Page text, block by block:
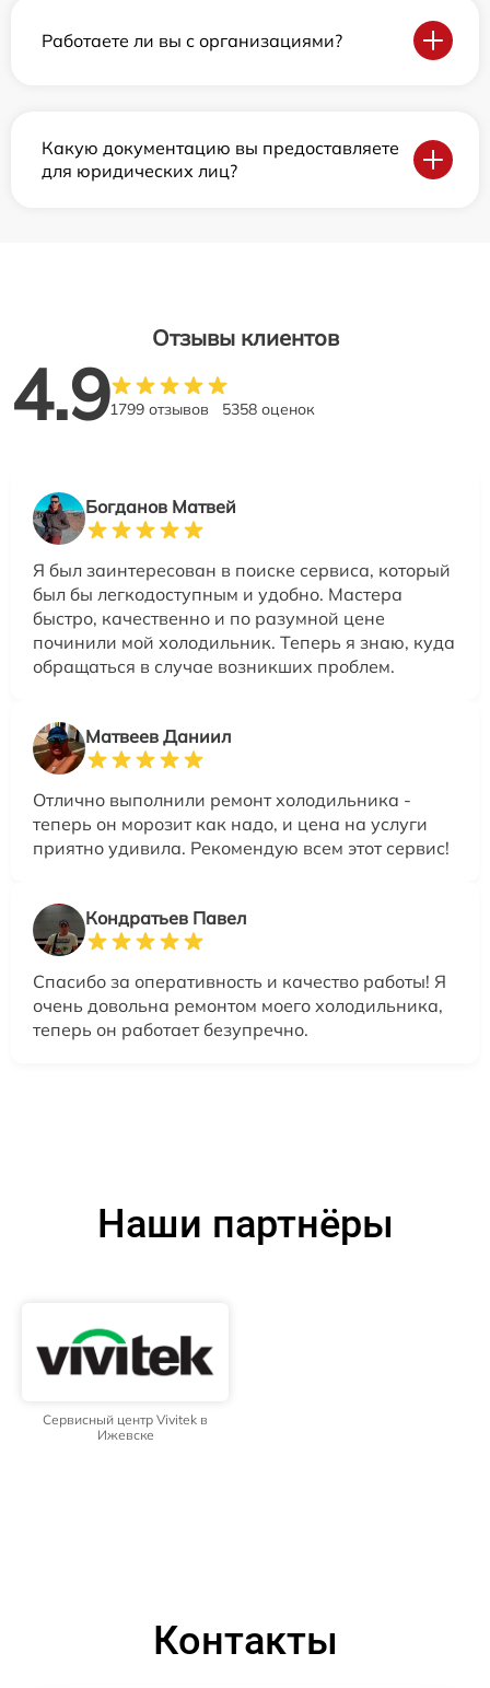
Работаете ли вы с организациями?
Какую документацию вы предоставляете
для юридических лиц?
Отзывы клиентов
4.91799 отзывов 5358 оценок
Богданов Матвей
Я был заинтересован в поиске сервиса, который
был бы легкодоступным и удобно. Мастера
быстро, качественно и по разумной цене
починили мой холодильник. Теперь я знаю, куда
обращаться в случае возникших проблем.
Матвеев Даниил
Отлично выполнили ремонт холодильника -
теперь он морозит как надо, и цена на услуги
приятно удивила. Рекомендую всем этот сервис!
Кондратьев Павел
Спасибо за оперативность и качество работы! Я
очень довольна ремонтом моего холодильника,
теперь он работает безупречно.
Наши партнёры
Сервисный центр Vivitek в
Ижевске
Контакты